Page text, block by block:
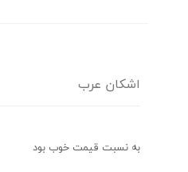
اشکان عرب
به نسبت قیمت خوب بود